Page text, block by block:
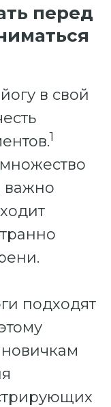
перед
в свой
1
важно
подходят